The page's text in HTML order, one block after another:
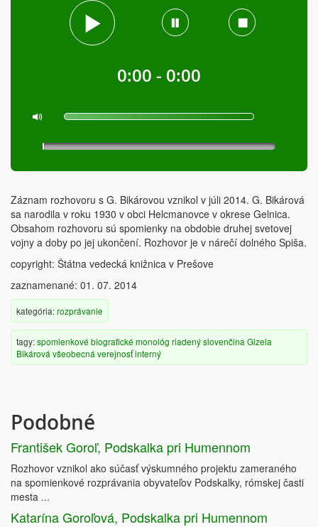
0:00 - 0:00
Záznam rozhovoru s G. Bikárovou vznikol v júli 2014. G. Bikárová
sa narodila v roku 1930 v obci Helcmanovce v okrese Gelnica.
Obsahom rozhovoru sú spomienky na obdobie druhej svetovej
vojny a doby po jej ukončení. Rozhovor je v nárečí dolného Spiša.
copyright: Štátna vedecká knižnica v Prešove
zaznamenané: 01. 07. 2014
kategória:rozprávanie
tagy:spomienkové biografické monológ riadenýslovenčina Gizela
Bikárová všeobecná verejnosťinterný
Podobné
František Goroľ, Podskalka pri Humennom
Rozhovor vznikol ako súčasť výskumného projektu zameraného
na spomienkové rozprávania obyvateľov Podskalky, rómskej časti
mesta ...
Katarína Goroľová, Podskalka pri Humennom